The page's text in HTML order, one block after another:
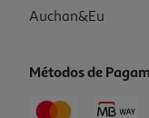
Auchan&Eu
Métodos de